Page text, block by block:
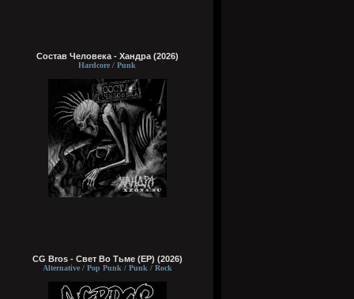
Состав Человека - Хандра (2026)
Hardcore / Punk
CG Bros - Свет Во Тьме (EP) (2026)
Alternative / Pop Punk / Punk / Rock